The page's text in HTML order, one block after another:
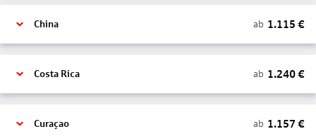
China ab 1.115 €
Costa Rica ab 1.240€
Curaçao ab 1.157 €